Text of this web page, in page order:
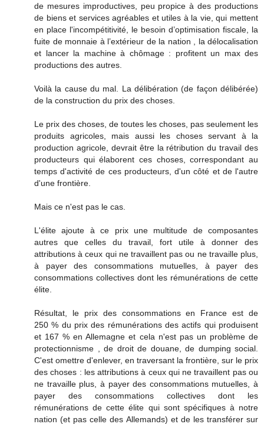
de mesures improductives, peu propice à des productions
de biens et services agréables et utiles à la vie, qui mettent
en place l'incompétitivité, le besoin d’optimisation fiscale, la
fuite de monnaie à l’extérieur de la nation , la délocalisation
et lancer la machine à chômage : profitent un max des
productions des autres.
Voilà la cause du mal. La délibération (de façon délibérée)
de la construction du prix des choses.
Le prix des choses, de toutes les choses, pas seulement les
produits agricoles, mais aussi les choses servant à la
production agricole, devrait être la rétribution du travail des
producteurs qui élaborent ces choses, correspondant au
temps d'activité de ces producteurs, d'un côté et de l'autre
d'une frontière.
Mais ce n'est pas le cas.
L'élite ajoute à ce prix une multitude de composantes
autres que celles du travail, fort utile à donner des
attributions à ceux qui ne travaillent pas ou ne travaille plus,
à payer des consommations mutuelles, à payer des
consommations collectives dont les rémunérations de cette
élite.
Résultat, le prix des consommations en France est de
250 % du prix des rémunérations des actifs qui produisent
et 167 % en Allemagne et cela n'est pas un problème de
protectionnisme , de droit de douane, de dumping social.
C'est omettre d'enlever, en traversant la frontière, sur le prix
des choses : les attributions à ceux qui ne travaillent pas ou
ne travaille plus, à payer des consommations mutuelles, à
payer des consommations collectives dont les
rémunérations de cette élite qui sont spécifiques à notre
nation (et pas celle des Allemands) et de les transférer sur